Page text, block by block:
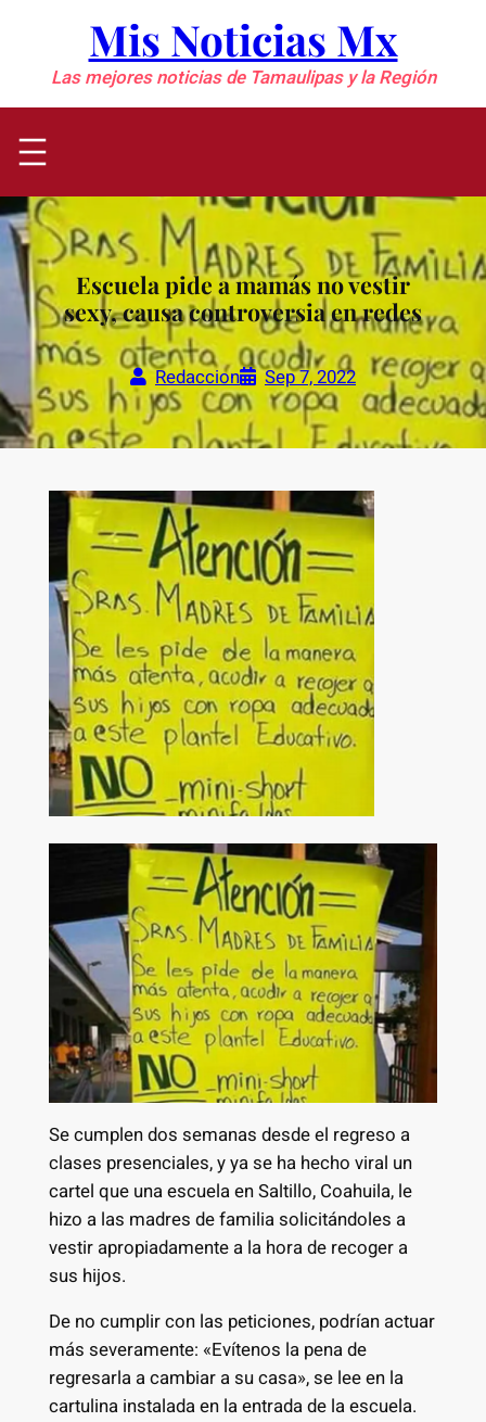
contenido
Mis Noticias Mx
Las mejores noticias de Tamaulipas y la Región
Escuela pide a mamás no vestir
sexy, causa controversia en redes
Redaccion Sep 7, 2022
Se cumplen dos semanas desde el regreso a
clases presenciales, y ya se ha hecho viral un
cartel que una escuela en Saltillo, Coahuila, le
hizo a las madres de familia solicitándoles a
vestir apropiadamente a la hora de recoger a
sus hijos.
De no cumplir con las peticiones, podrían actuar
más severamente: «Evítenos la pena de
regresarla a cambiar a su casa», se lee en la
cartulina instalada en la entrada de la escuela.